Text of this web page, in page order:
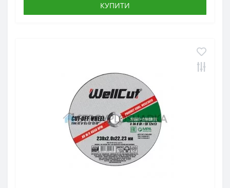
КУПИТИ